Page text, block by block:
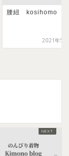
腰紐 kosihomo
2021年5